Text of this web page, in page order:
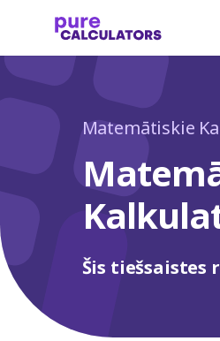
Matemātiskie
Šis